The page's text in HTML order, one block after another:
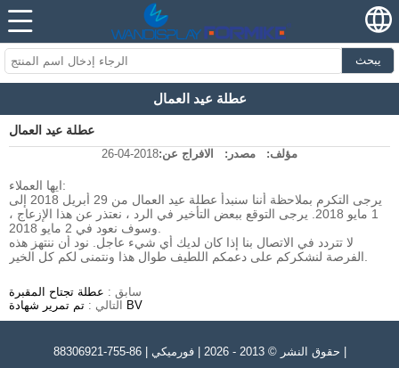
يبحث
عطلة عيد العمال
عطلة عيد العمال
مؤلف: مصدر: الافراج عن:2018-04-26
ايها العملاء:
يرجى التكرم بملاحظة أننا سنبدأ عطلة عيد العمال من 29 أبريل 2018 إلى
1 مايو 2018. يرجى التوقع ببعض التأخير في الرد ، نعتذر عن هذا الإزعاج ،
لا تتردد في الاتصال بنا إذا كان لديك أي شيء عاجل. نود أن ننتهز هذه
سابق : عطلة تجتاح المقبرة
التالي :
تم تمرير شهادة BV
حقوق النشر © 2013 - 2026 | فورميكي | 86-755-88306921 |